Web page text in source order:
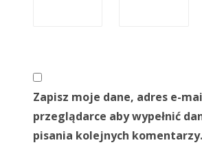
Zapisz moje dane, adres e-
przeglądarce aby wypełnić
pisania kolejnych komentarzy.